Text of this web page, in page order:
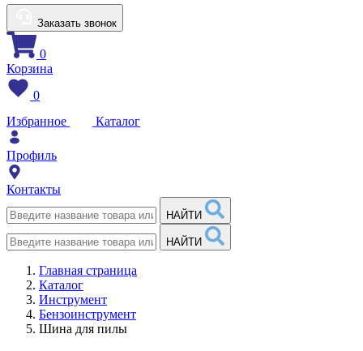
Заказать звонок
0
Корзина
0
Избранное
Каталог
Профиль
Контакты
НАЙТИ
НАЙТИ
Главная страница
Каталог
Инструмент
Бензоинструмент
Шина для пилы